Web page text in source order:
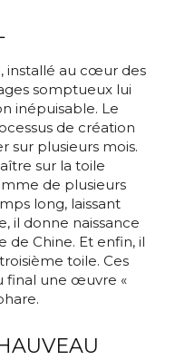
installé au cœur des
somptueux lui
inépuisable. Le
de création
sur plusieurs mois.
sur la toile
de plusieurs
long, laissant
il donne naissance
de Chine. Et enfin, il
toile. Ces
final une œuvre «